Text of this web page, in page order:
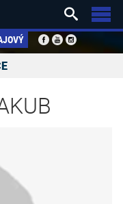
 